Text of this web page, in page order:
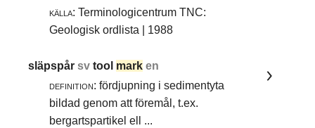
källa: Terminologicentrum TNC:
Geologisk ordlista | 1988
släpspårsvtool mark en
definition: fördjupning i sedimentyta
bildad genom att föremål, t.ex.
bergartspartikel ell ...